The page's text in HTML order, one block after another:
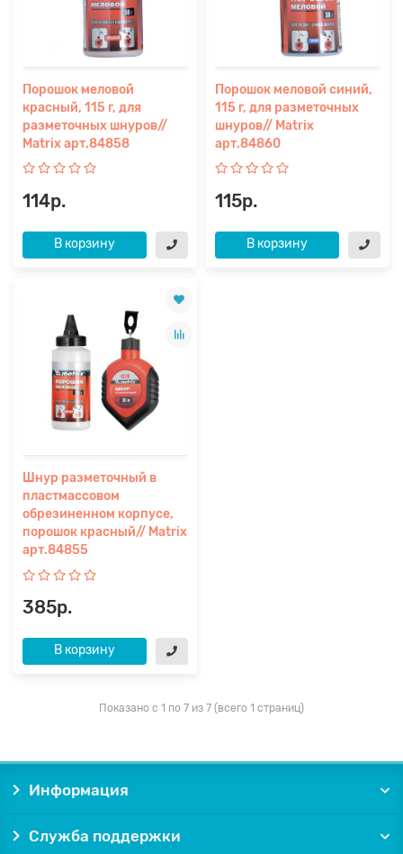
Порошок меловой
красный, 115 г, для
разметочных шнуров//
Matrix арт.84858
114р.
В корзину
Порошок меловой синий,
115 г, для разметочных
шнуров// Matrix
арт.84860
115р.
В корзину
Шнур разметочный в
пластмассовом
обрезиненном корпусе,
порошок красный// Matrix
арт.84855
385р.
В корзину
Показано с 1 по 7 из 7 (всего 1 страниц)
Информация
Служба поддержки